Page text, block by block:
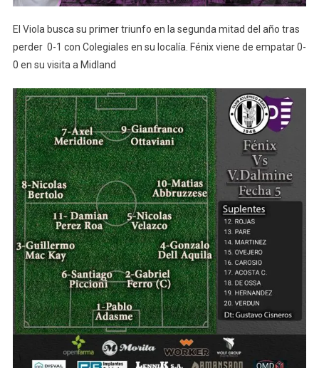
El Viola busca su primer triunfo en la segunda mitad del año tras
perder 0-1 con Colegiales en su localía. Fénix viene de empatar 0-
0 en su visita a Midland